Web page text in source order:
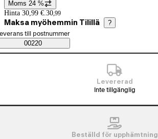
Prisinformation
Moms 24 %
Hinta 30,99 €. 30,99
Maksa myöhemmin Tilillä ?
Saatavuustiedot
beställningssätt
till postnummer
00220
Levererad
Inte tillgänglig
Beställd för upphämtning